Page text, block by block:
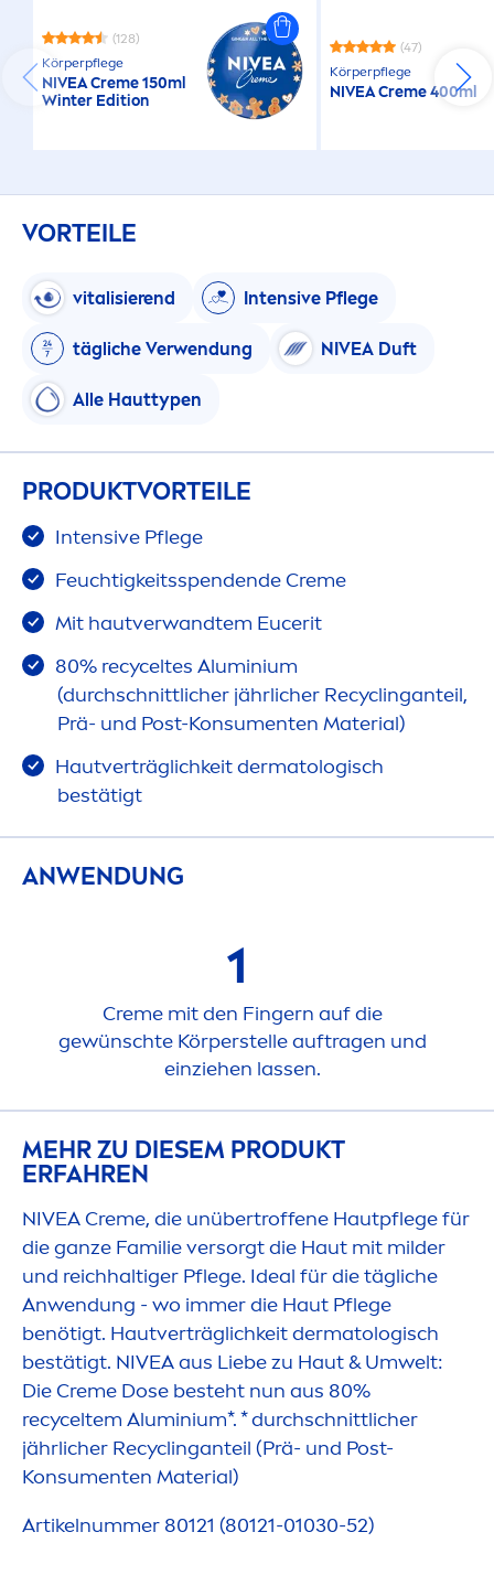
(128)
Körperpflege
NIVEACreme150ml
Winter Edition
(47)
Körperpflege
NIVEACreme400ml
VORTEILE
vitalisierend Intensive Pflege
tägliche Verwendung NIVEA Duft
Alle Hauttypen
PRODUKTVORTEILE
Intensive Pflege
Feuchtigkeitsspendende Creme
Mit hautverwandtem Eucerit
80% recyceltes Aluminium
(durchschnittlicher jährlicher Recyclinganteil,
Prä- und Post-Konsumenten Material)
Hautverträglichkeit dermatologisch
bestätigt
ANWENDUNG
1
Creme mit den Fingern auf die
gewünschte Körperstelle auftragen und
einziehen lassen.
MEHR ZU DIESEM PRODUKT
ERFAHREN
NIVEA Creme, die unübertroffene Hautpflege für
die ganze Familie versorgt die Haut mit milder
und reichhaltiger Pflege. Ideal für die tägliche
Anwendung - wo immer die Haut Pflege
benötigt. Hautverträglichkeit dermatologisch
bestätigt. NIVEAaus Liebe zu Haut & Umwelt:
Die Creme Dose besteht nun aus 80%
recyceltem Aluminium*. * durchschnittlicher
jährlicher Recyclinganteil (Prä- und Post-
Konsumenten Material)
Artikelnummer 80121 (80121-01030-52)